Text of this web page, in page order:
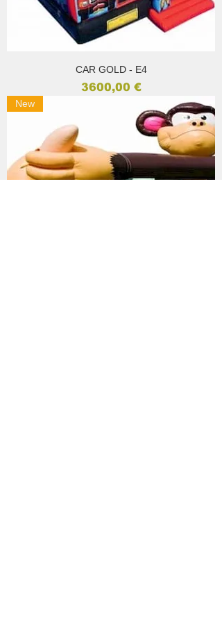
CAR GOLD - E4
Prezzo
3600,00 €
New